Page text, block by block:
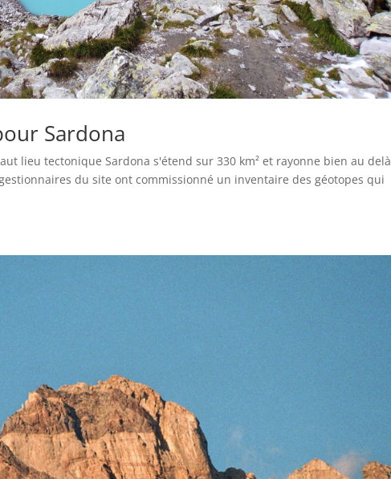
Sardona
lieu tectonique Sardona s'étend sur 330 km² et rayonne bien au delà
du site ont commissionné un inventaire des géotopes qui